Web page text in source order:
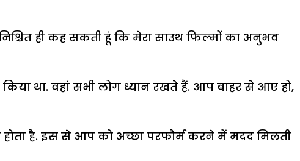
ही कह सकती हूं कि मेरा साउथ फिल्मों का अनुभव
था. वहां सभी लोग ध्यान रखते हैं. आप बाहर से आए हो,
है. इस से आप को अच्छा परफौर्म करने में मदद मिलती